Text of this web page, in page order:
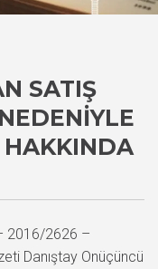
SATIŞ
HAKKINDA
2016/2626 –
Danıştay Onüçüncü